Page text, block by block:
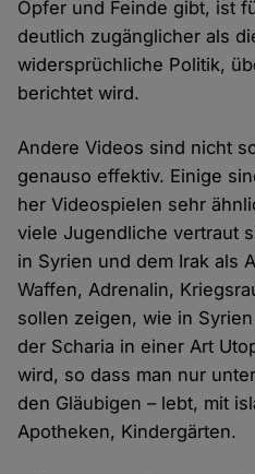
Opfer und Feinde gibt, ist
deutlich zugänglicher als
widersprüchliche Politik,
berichtet wird.
Andere Videos sind nicht
genauso effektiv. Einige
her Videospielen sehr
viele Jugendliche vertraut
in Syrien und dem Irak als
Waffen, Adrenalin,
sollen zeigen, wie in
der Scharia in einer Art
wird, so dass man nur
den Gläubigen – lebt, mit
Apotheken, Kindergärten.